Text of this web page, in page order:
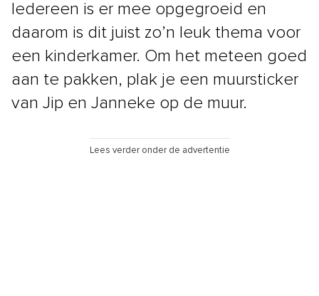
Iedereen is er mee opgegroeid en
daarom is dit juist zo’n leuk thema voor
een kinderkamer. Om het meteen goed
aan te pakken, plak je een muursticker
van Jip en Janneke op de muur.
Lees verder onder de advertentie